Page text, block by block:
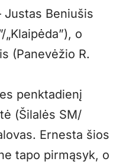
Justas Beniušis
„Klaipėda”), o
(Panevėžio R.
penktadienį
(Šilalės SM/
Ernesta šios
tapo pirmąsyk, o